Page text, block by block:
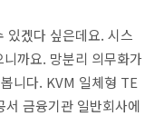
있겠다 싶은데요. 시스
까요. 망분리 의무화가
니다. KVM 일체형 TE
금융기관 일반회사에